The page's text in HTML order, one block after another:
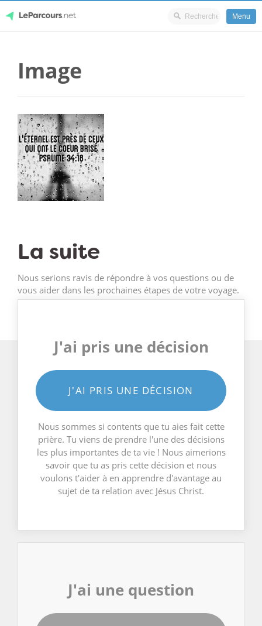
content
Menu
Image
La suite
Nous serions ravis de répondre à vos questions ou de
vous aider dans les prochaines étapes de votre voyage.
J'ai pris une décision
J'AI PRIS UNE DÉCISION
Nous sommes si contents que tu aies fait cette
prière. Tu viens de prendre l'une des décisions
les plus importantes de ta vie ! Nous aimerions
savoir que tu as pris cette décision et nous
voulons t'aider à en apprendre d'avantage au
sujet de ta relation avec Jésus Christ.
J'ai une question